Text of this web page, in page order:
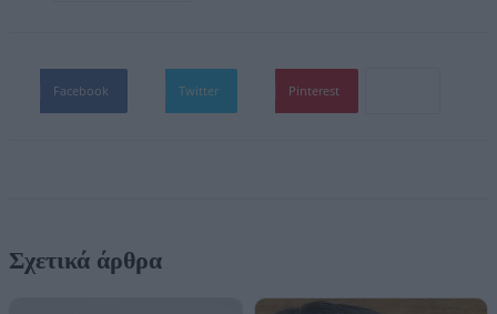
Facebook Twitter Pinterest
Σχετικά άρθρα